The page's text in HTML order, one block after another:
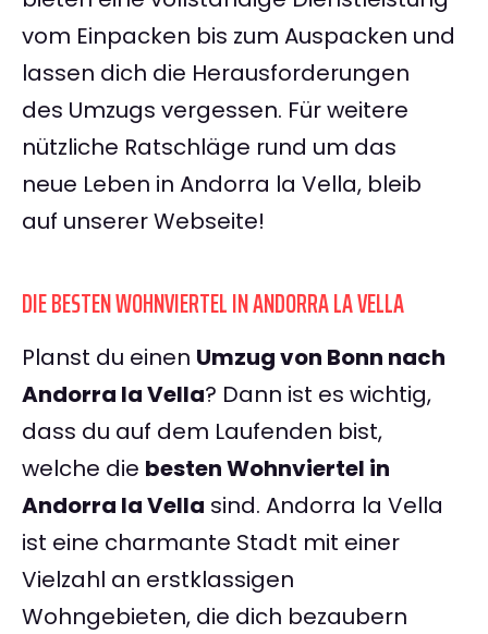
vom Einpacken bis zum Auspacken und
lassen dich die Herausforderungen
des Umzugs vergessen. Für weitere
nützliche Ratschläge rund um das
neue Leben in Andorra la Vella, bleib
auf unserer Webseite!
DIE BESTEN WOHNVIERTEL IN ANDORRA LA VELLA
Planst du einen Umzug von Bonn nach
Andorra la Vella? Dann ist es wichtig,
dass du auf dem Laufenden bist,
welche die besten Wohnviertel in
Andorra la Vella sind. Andorra la Vella
ist eine charmante Stadt mit einer
Vielzahl an erstklassigen
Wohngebieten, die dich bezaubern